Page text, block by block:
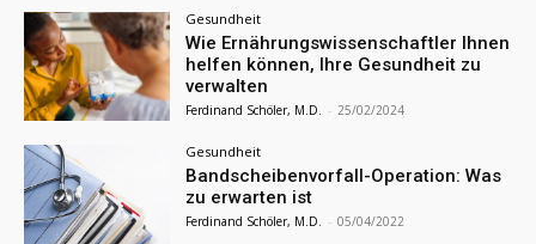
Gesundheit
Wie Ernährungswissenschaftler Ihnen
helfen können, Ihre Gesundheit zu
verwalten
Ferdinand Schöler, M.D. - 25/02/2024
Gesundheit
Bandscheibenvorfall-Operation: Was
zu erwarten ist
Ferdinand Schöler, M.D. - 05/04/2022